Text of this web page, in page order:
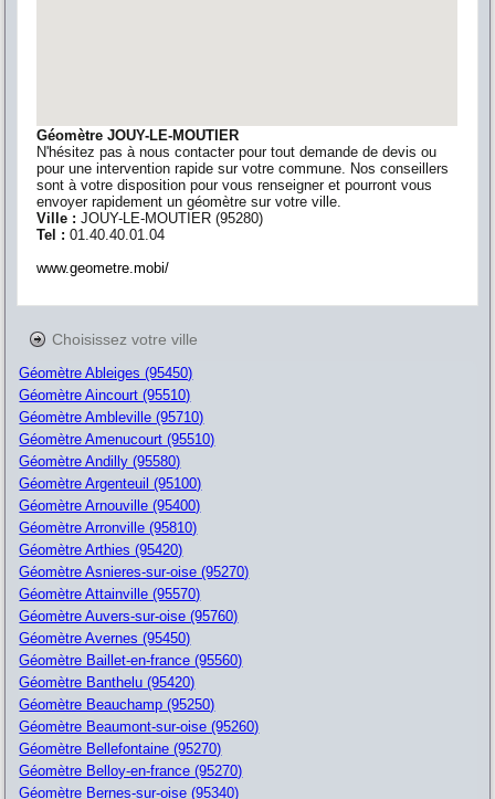
Géomètre JOUY-LE-MOUTIER
N'hésitez pas à nous contacter pour tout demande de devis ou
pour une intervention rapide sur votre commune. Nos conseillers
sont à votre disposition pour vous renseigner et pourront vous
envoyer rapidement un géomètre sur votre ville.
Ville :JOUY-LE-MOUTIER (95280)
Tel :01.40.40.01.04
www.geometre.mobi/
Choisissez votre ville
Géomètre Ableiges (95450)
Géomètre Aincourt (95510)
Géomètre Ambleville (95710)
Géomètre Amenucourt (95510)
Géomètre Andilly (95580)
Géomètre Argenteuil (95100)
Géomètre Arnouville (95400)
Géomètre Arronville (95810)
Géomètre Arthies (95420)
Géomètre Asnieres-sur-oise (95270)
Géomètre Attainville (95570)
Géomètre Auvers-sur-oise (95760)
Géomètre Avernes (95450)
Géomètre Baillet-en-france (95560)
Géomètre Banthelu (95420)
Géomètre Beauchamp (95250)
Géomètre Beaumont-sur-oise (95260)
Géomètre Bellefontaine (95270)
Géomètre Belloy-en-france (95270)
Géomètre Bernes-sur-oise (95340)